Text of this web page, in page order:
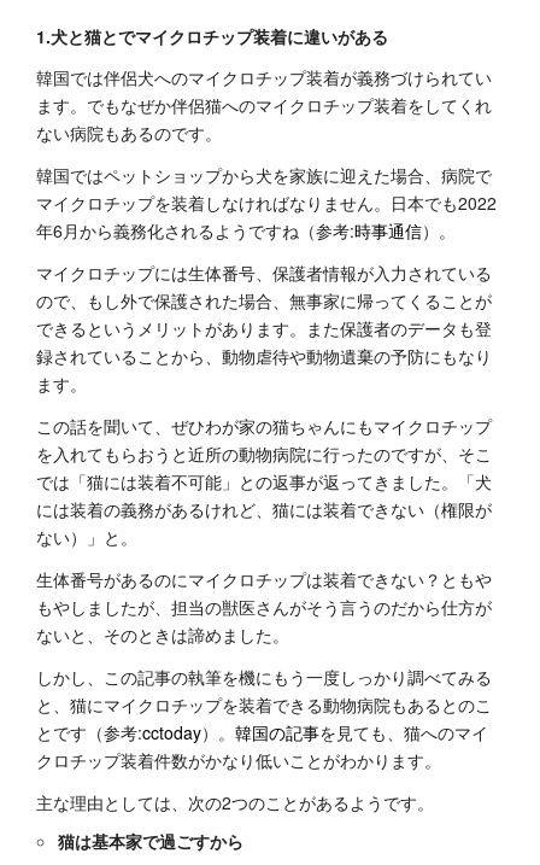
1.犬と猫とでマイクロチップ装着に違いがある
韓国では伴侶犬へのマイクロチップ装着が義務づけられてい
ます。でもなぜか伴侶猫へのマイクロチップ装着をしてくれ
ない病院もあるのです。
韓国ではペットショップから犬を家族に迎えた場合、病院で
マイクロチップを装着しなければなりません。日本でも2022
年6月から義務化されるようですね（参考:時事通信）。
マイクロチップには生体番号、保護者情報が入力されている
ので、もし外で保護された場合、無事家に帰ってくることが
できるというメリットがあります。また保護者のデータも登
録されていることから、動物虐待や動物遺棄の予防にもなり
ます。
この話を聞いて、ぜひわが家の猫ちゃんにもマイクロチップ
を入れてもらおうと近所の動物病院に行ったのですが、そこ
では「猫には装着不可能」との返事が返ってきました。「犬
には装着の義務があるけれど、猫には装着できない（権限が
ない）」と。
生体番号があるのにマイクロチップは装着できない？ともや
もやしましたが、担当の獣医さんがそう言うのだから仕方が
ないと、そのときは諦めました。
しかし、この記事の執筆を機にもう一度しっかり調べてみる
と、猫にマイクロチップを装着できる動物病院もあるとのこ
とです（参考:cctoday）。 韓国の記事を見ても、猫へのマイ
クロチップ装着件数がかなり低いことがわかります。
主な理由としては、次の2つのことがあるようです。
猫は基本家で過ごすから